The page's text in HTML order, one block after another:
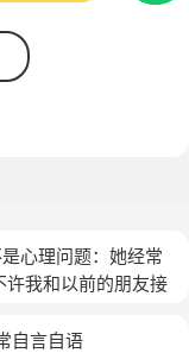
心理问题：她经常
许我和以前的朋友接
整她…而且有时候
自言自语